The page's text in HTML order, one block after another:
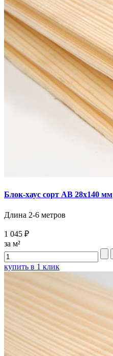
Блок-хаус сорт AB 28х140 мм
Длина 2-6 метров
1 045 ₽
за м²
купить в 1 клик